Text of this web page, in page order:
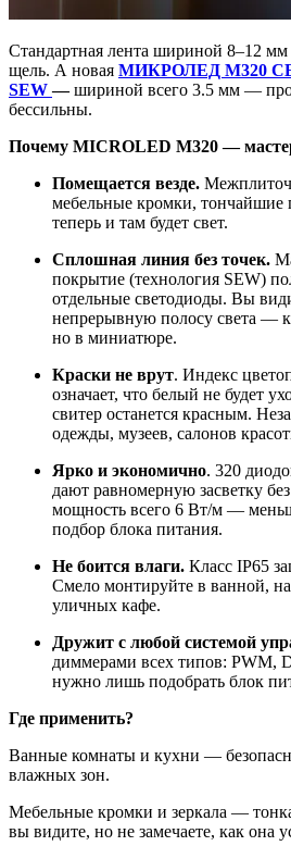
Стандартная лента шириной 8–12 мм
щель. А новая МИКРОЛЕД M320
SEW—шириной всего 3.5 мм —
бессильны.
Почему MICROLED M320 —
Помещается везде.
мебельные кромки,
теперь и там будет свет.
Сплошная линия без точек.
покрытие (технология SEW)
отдельные светодиоды. Вы
непрерывную полосу света —
но в миниатюре.
Краски не врут. Индекс
означает, что белый не будет
свитер останется красным.
одежды, музеев, салонов
Ярко и экономично. 320
дают равномерную засветку
мощность всего 6 Вт/м —
подбор блока питания.
Не боится влаги. Класс IP65
Смело монтируйте в ванной,
уличных кафе.
Дружит с любой системой
диммерами всех типов:
нужно лишь подобрать блок
Где применить?
Ванные комнаты и кухни —
влажных зон.
Мебельные кромки и зеркала —
вы видите, но не замечаете, как она